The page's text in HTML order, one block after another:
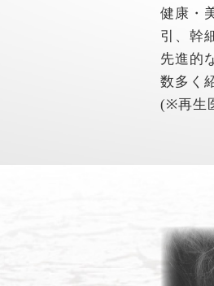
健康・
引、幹
先進的
数多く
(※再生